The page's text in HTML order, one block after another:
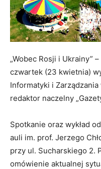
„Wobec Rosji i Ukrainy”
czwartek (23 kwietnia)
Informatyki i
redaktor naczelny
Spotkanie oraz wykład
auli im. prof. Jerzego
przy ul. Sucharskiego 2.
omówienie aktualnej